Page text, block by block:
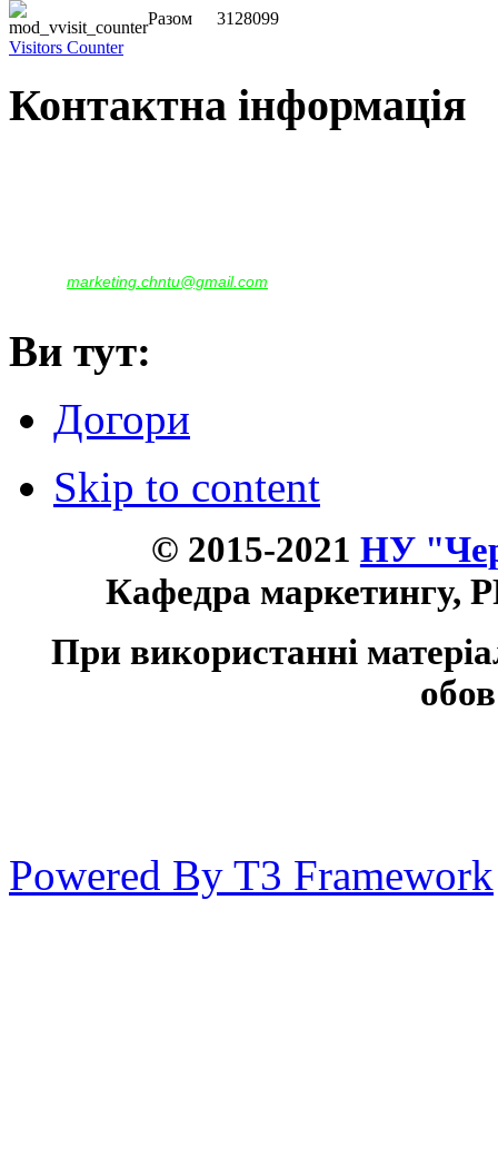
Разом
3128099
Visitors Counter
Контактна інформація
marketing.chntu@gmail.com
Ви тут:
Догори
Skip to content
© 2015-2021 НУ
Кафедра маркетингу,
При використанні
Powered By T3 Framework